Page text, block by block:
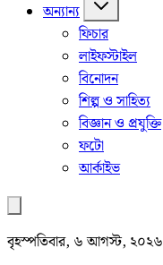
অন্যান্য
ফিচার
লাইফস্টাইল
বিনোদন
শিল্প ও সাহিত্য
বিজ্ঞান ও প্রযুক্তি
ফটো
আর্কাইভ
বৃহস্পতিবার, ৬ আগস্ট, ২০২৬